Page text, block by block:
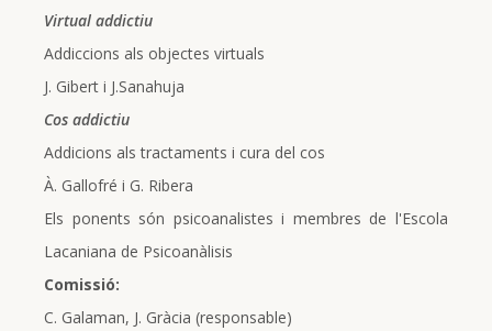
Virtual addictiu
Addiccions als objectes virtuals
J. Gibert i J.Sanahuja
Cos addictiu
Addicions als tractaments i cura del cos
À. Gallofré i G. Ribera
Els ponents són psicoanalistes i membres de l'Escola
Lacaniana de Psicoanàlisis
Comissió:
C. Galaman, J. Gràcia (responsable)